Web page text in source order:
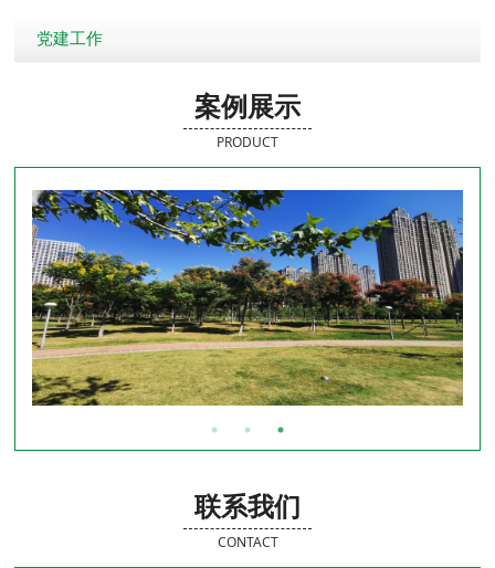
党建工作
案例展示
PRODUCT
联系我们
CONTACT